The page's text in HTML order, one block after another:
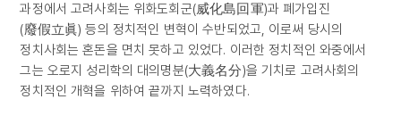
과정에서 고려사회는 위화도회군(威化島回軍)과 폐가입진
(廢假立眞) 등의 정치적인 변혁이 수반되었고, 이로써 당시의
정치사회는 혼돈을 면치 못하고 있었다. 이러한 정치적인 와중에서
그는 오로지 성리학의 대의명분(大義名分)을 기치로 고려사회의
정치적인 개혁을 위하여 끝까지 노력하였다.